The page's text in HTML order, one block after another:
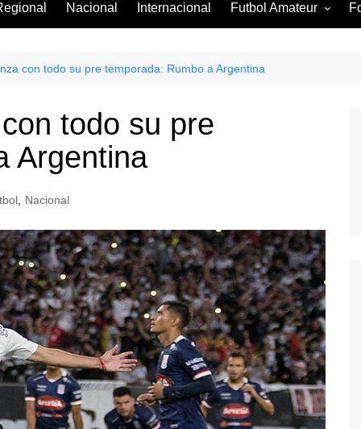
Nacional Internacional Futbol Amateur
Categoría Adulta
con todo su pre temporada: Rumbo a Argentina
todo su pre
Argentina
, Nacional